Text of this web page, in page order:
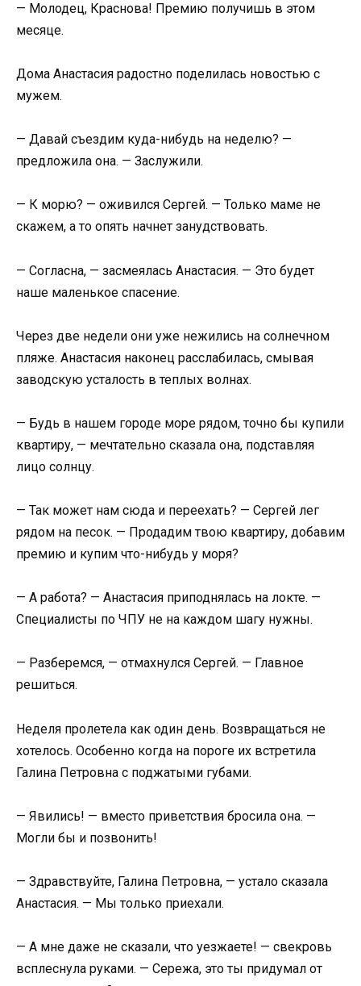
— Молодец, Краснова! Премию получишь в этом
месяце.
Дома Анастасия радостно поделилась новостью с
мужем.
— Давай съездим куда-нибудь на неделю? —
предложила она. — Заслужили.
— К морю? — оживился Сергей. — Только маме не
скажем, а то опять начнет занудствовать.
— Согласна, — засмеялась Анастасия. — Это будет
наше маленькое спасение.
Через две недели они уже нежились на солнечном
пляже. Анастасия наконец расслабилась, смывая
заводскую усталость в теплых волнах.
— Будь в нашем городе море рядом, точно бы купили
квартиру, — мечтательно сказала она, подставляя
лицо солнцу.
— Так может нам сюда и переехать? — Сергей лег
рядом на песок. — Продадим твою квартиру, добавим
премию и купим что-нибудь у моря?
— А работа? — Анастасия приподнялась на локте. —
Специалисты по ЧПУ не на каждом шагу нужны.
— Разберемся, — отмахнулся Сергей. — Главное
решиться.
Неделя пролетела как один день. Возвращаться не
хотелось. Особенно когда на пороге их встретила
Галина Петровна с поджатыми губами.
— Явились! — вместо приветствия бросила она. —
Могли бы и позвонить!
— Здравствуйте, Галина Петровна, — устало сказала
Анастасия. — Мы только приехали.
— А мне даже не сказали, что уезжаете! — свекровь
всплеснула руками. — Сережа, это ты придумал от